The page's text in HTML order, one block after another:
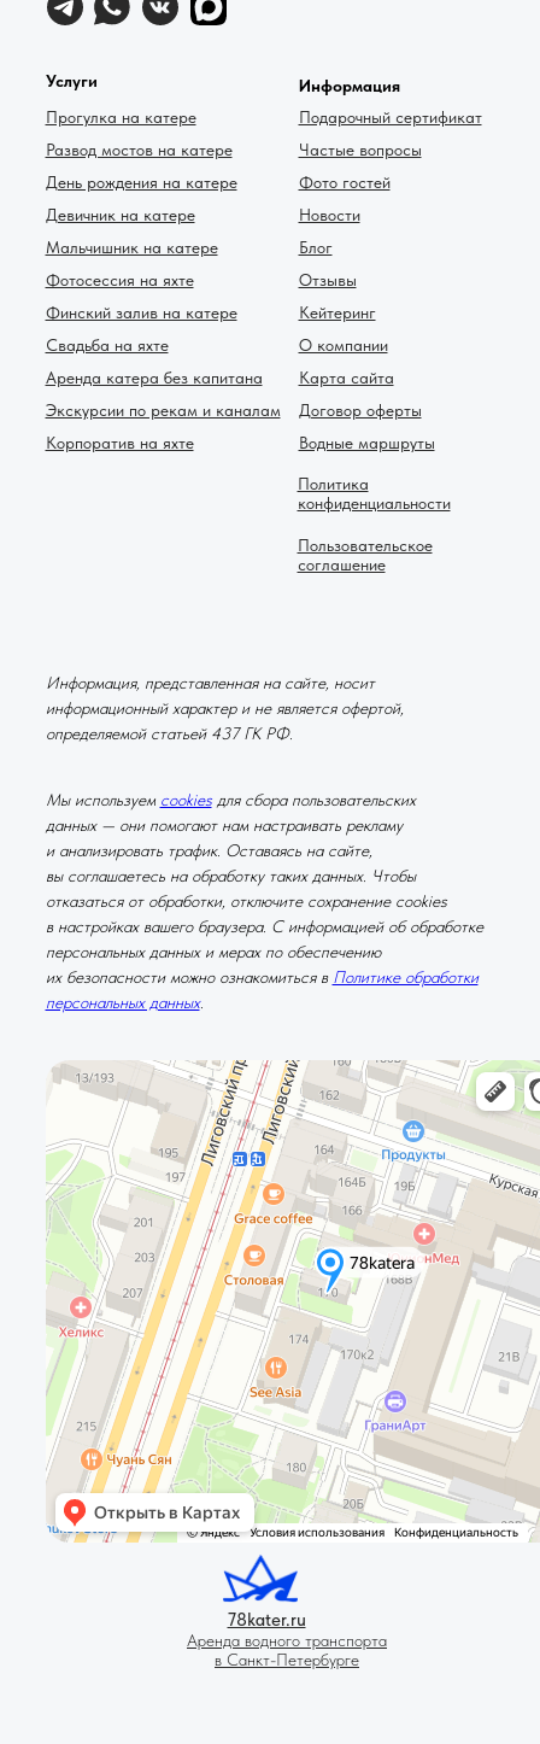
Услуги
Прогулка на катере
Развод мостов на катере
День рождения на катере
Девичник на катере
Мальчишник на катере
Фотосессия на яхте
Финский залив на катере
Свадьба на яхте
Аренда катера без капитана
Экскурсии по рекам и каналам
Корпоратив на яхте
78kater.ru
Аренда водного транспорта
в Санкт-Петербурге
Пользовательское
соглашение
Политика
конфиденциальности
Договор оферты
Водные маршруты
Блог
Информация
Подарочный сертификат
Частые вопросы
Фото гостей
Новости
Отзывы
Кейтеринг
О компании
Карта сайта
Мы используем cookiesдля сбора пользовательских
данных — они помогают нам настраивать рекламу
и анализировать трафик. Оставаясь на сайте,
вы соглашаетесь на обработку таких данных. Чтобы
отказаться от обработки, отключите сохранение cookies
в настройках вашего браузера. С информацией об обработке
персональных данных и мерах по обеспечению
их безопасности можно ознакомиться в Политике обработки
персональных данных.
Информация, представленная на сайте, носит
информационный характер и не является офертой,
определяемой статьей 437 ГК РФ.